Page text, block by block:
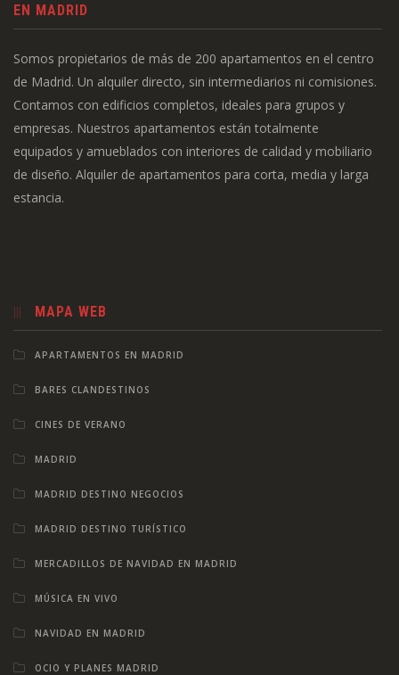
EN MADRID
Somos propietarios de más de 200 apartamentos en el centro
de Madrid. Un alquiler directo, sin intermediarios ni comisiones.
Contamos con edificios completos, ideales para grupos y
empresas. Nuestros apartamentos están totalmente
equipados y amueblados con interiores de calidad y mobiliario
de diseño. Alquiler de apartamentos para corta, media y larga
estancia.
MAPA WEB
APARTAMENTOS EN MADRID
BARES CLANDESTINOS
CINES DE VERANO
MADRID
MADRID DESTINO NEGOCIOS
MADRID DESTINO TURÍSTICO
MERCADILLOS DE NAVIDAD EN MADRID
MÚSICA EN VIVO
NAVIDAD EN MADRID
OCIO Y PLANES MADRID